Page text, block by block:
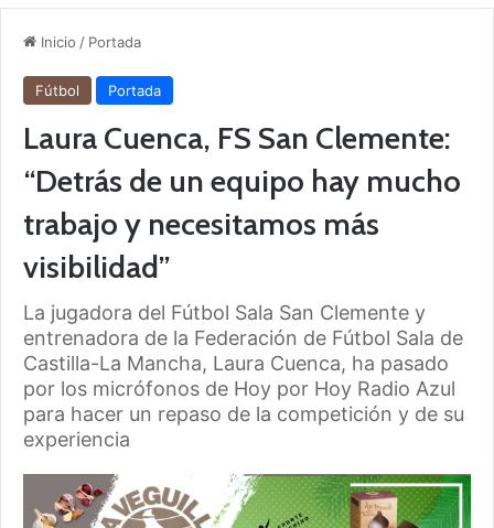
Inicio / Portada
Fútbol Portada
Laura Cuenca, FS San Clemente:
“Detrás de un equipo hay mucho
trabajo y necesitamos más
visibilidad”
La jugadora del Fútbol Sala San Clemente y
entrenadora de la Federación de Fútbol Sala de
Castilla-La Mancha, Laura Cuenca, ha pasado
por los micrófonos de Hoy por Hoy Radio Azul
para hacer un repaso de la competición y de su
experiencia